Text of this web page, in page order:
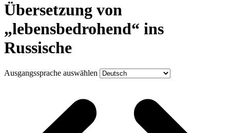
Übersetzung von
„lebensbedrohend“ ins
Russische
Ausgangssprache auswählen